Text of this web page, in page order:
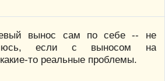
вынос сам по себе -- не
если с выносом на
то реальные проблемы.